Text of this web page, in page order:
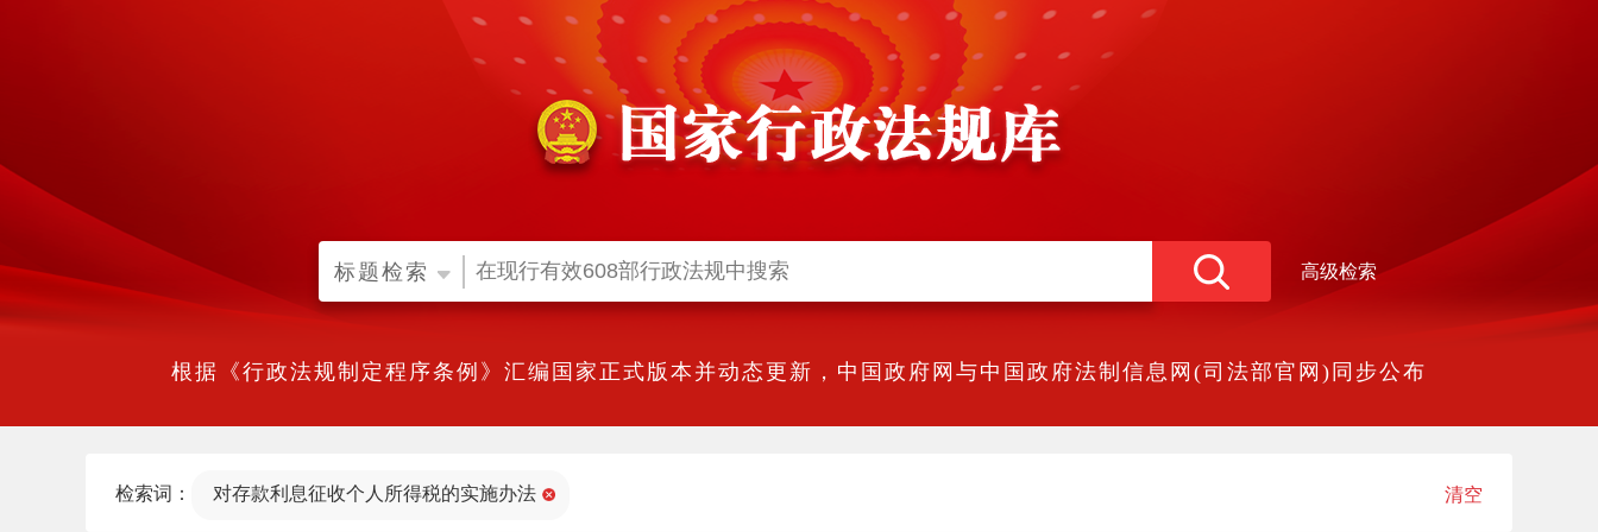
标题检索 高级检索
根据《行政法规制定程序条例》汇编国家正式版本并动态更新，中国政府网与中国政府法制信息网(司法部官网)同步公布
检索词： 对存款利息征收个人所得税的实施办法 清空